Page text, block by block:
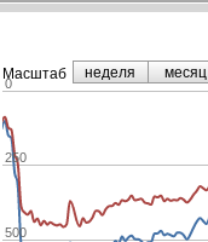
Маcштаб
0
250
500
неделя месяц